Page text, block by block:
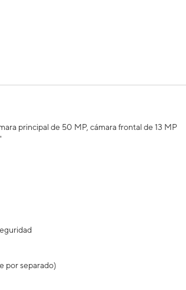
principal de 50 MP, cámara frontal de 13 MP
por separado)